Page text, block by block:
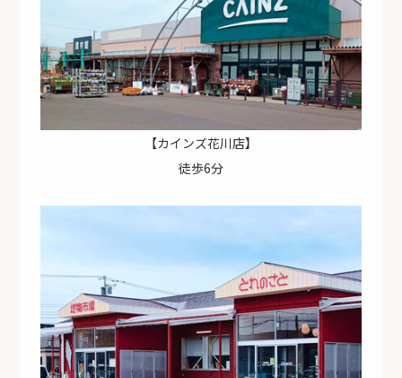
【カインズ花川店】
徒歩6分